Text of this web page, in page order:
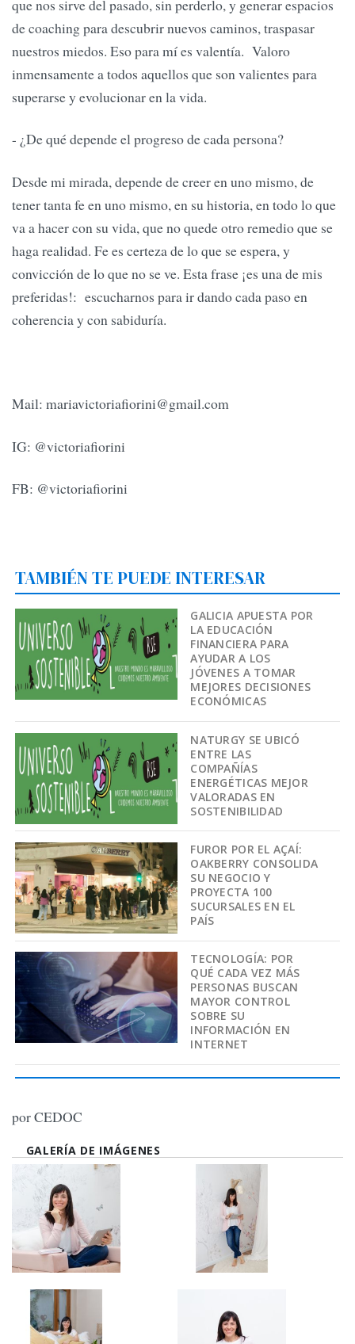
que nos sirve del pasado, sin perderlo, y generar espacios
de coaching para descubrir nuevos caminos, traspasar
nuestros miedos. Eso para mí es valentía. Valoro
inmensamente a todos aquellos que son valientes para
superarse y evolucionar en la vida.
- ¿De qué depende el progreso de cada persona?
Desde mi mirada, depende de creer en uno mismo, de
tener tanta fe en uno mismo, en su historia, en todo lo que
va a hacer con su vida, que no quede otro remedio que se
haga realidad. Fe es certeza de lo que se espera, y
convicción de lo que no se ve. Esta frase ¡es una de mis
preferidas!: escucharnos para ir dando cada paso en
coherencia y con sabiduría.
Mail: mariavictoriafiorini@gmail.com
IG: @victoriafiorini
FB: @victoriafiorini
TAMBIÉN TE PUEDE INTERESAR
GALICIA APUESTA POR
LA EDUCACIÓN
FINANCIERA PARA
AYUDAR A LOS
JÓVENES A TOMAR
MEJORES DECISIONES
ECONÓMICAS
NATURGY SE UBICÓ
ENTRE LAS
COMPAÑÍAS
ENERGÉTICAS MEJOR
VALORADAS EN
SOSTENIBILIDAD
FUROR POR EL AÇAÍ:
OAKBERRY CONSOLIDA
SU NEGOCIO Y
PROYECTA 100
SUCURSALES EN EL
PAÍS
TECNOLOGÍA: POR
QUÉ CADA VEZ MÁS
PERSONAS BUSCAN
MAYOR CONTROL
SOBRE SU
INFORMACIÓN EN
INTERNET
por CEDOC
GALERÍA DE IMÁGENES